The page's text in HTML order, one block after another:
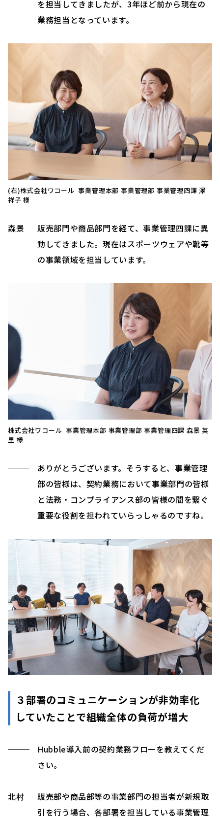
を担当してきましたが、3年ほど前から現在の
業務担当となっています。
(右)株式会社ワコール 事業管理本部 事業管理部 事業管理四課 澤
祥子 様
森景
販売部門や商品部門を経て、事業管理四課に異
動してきました。現在はスポーツウェアや靴等
の事業領域を担当しています。
株式会社ワコール 事業管理本部 事業管理部 事業管理四課 森景 英
里 様
ありがとうございます。そうすると、事業管理
部の皆様は、契約業務において事業部門の皆様
と法務・コンプライアンス部の皆様の間を繋ぐ
重要な役割を担われていらっしゃるのですね。
３部署のコミュニケーションが非効率化
していたことで組織全体の負荷が増大
Hubble導入前の契約業務フローを教えてくだ
さい。
北村
販売部や商品部等の事業部門の担当者が新規取
引を行う場合、各部署を担当している事業管理